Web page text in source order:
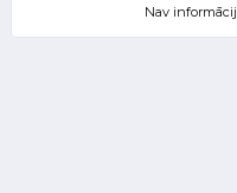
Nav